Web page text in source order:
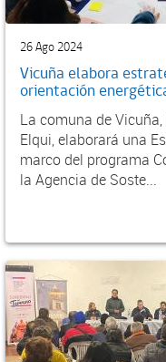
26 Ago 2024
Vicuña elabora
orientación
La comuna de
Elqui, elaborará una
marco del programa
la Agencia de Soste...